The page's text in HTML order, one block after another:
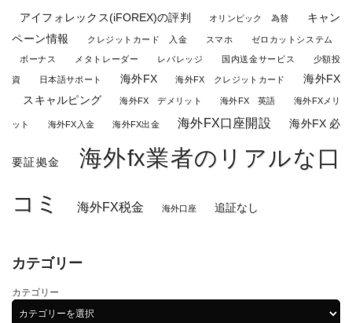
アイフォレックス(iFOREX)の評判 オリンピック 為替
キャン
ペーン情報
クレジットカード 入金 スマホ ゼロカットシステム
ボーナス メタトレーダー レバレッジ 国内送金サービス 少額投
資 日本語サポート 海外FX 海外FX クレジットカード
海外FX
スキャルピング
海外FX デメリット 海外FX 英語 海外FXメリ
ット 海外FX入金 海外FX出金 海外FX口座開設 海外FX 必
要証拠金
海外fx業者のリアルな口
コミ
海外FX税金 海外口座 追証なし
カテゴリー
カテゴリー